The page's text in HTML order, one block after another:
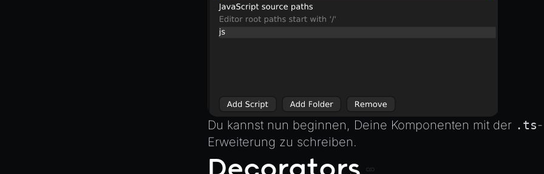
Du kannst nun beginnen, Deine Komponenten mit der .ts-
Erweiterung zu schreiben.